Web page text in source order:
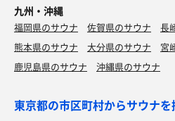
九州・沖縄
福岡県のサウナ 佐賀県のサウナ
長
熊本県のサウナ
大分県のサウナ
宮
鹿児島県のサウナ
沖縄県のサウナ
東京都の市区町村からサウナを